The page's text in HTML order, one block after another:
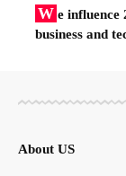
W e influence
business and
About US